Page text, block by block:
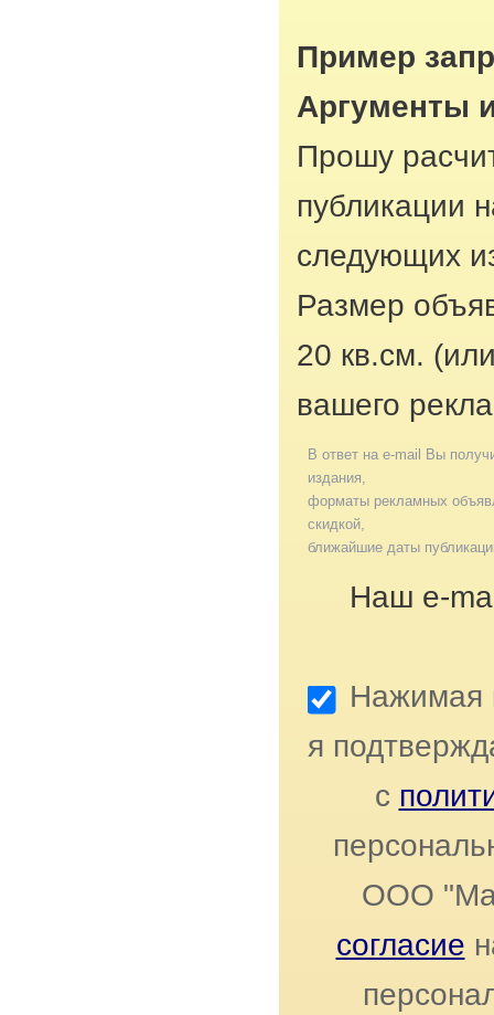
Пример
Аргументы
Прошу
публикации
следующих
Размер
20 кв.см.
вашего
В ответ на e-mail Вы
издания,
форматы рекламных
скидкой,
ближайшие даты
Наш e-
Нажимая
я
с
ООО
согласие